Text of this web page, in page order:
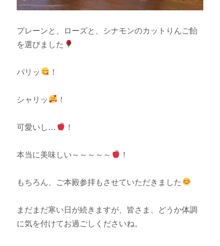
プレーンと、ローズと、シナモンのカットりんご飴
を選びました
パリッ ！
シャリッ ！
可愛いし… ！
本当に美味しい～～～～～ ！
もちろん、ご本殿参拝もさせていただきました
まだまだ寒い日が続きますが、皆さま、どうか体調
に気を付けてお過ごしくださいね。